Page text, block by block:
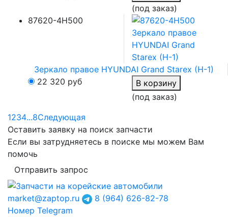
(под заказ)
87620-4H500
Зеркало правое HYUNDAI Grand Starex (H-1)
22 320 руб
В корзину
(под заказ)
1234...8Следующая
Оставить заявку на поиск запчасти
Если вы затрудняетесь в поиске мы можем Вам
помочь
Отправить запрос
market@zaptop.ru
8 (964) 626-82-78
Номер Telegram